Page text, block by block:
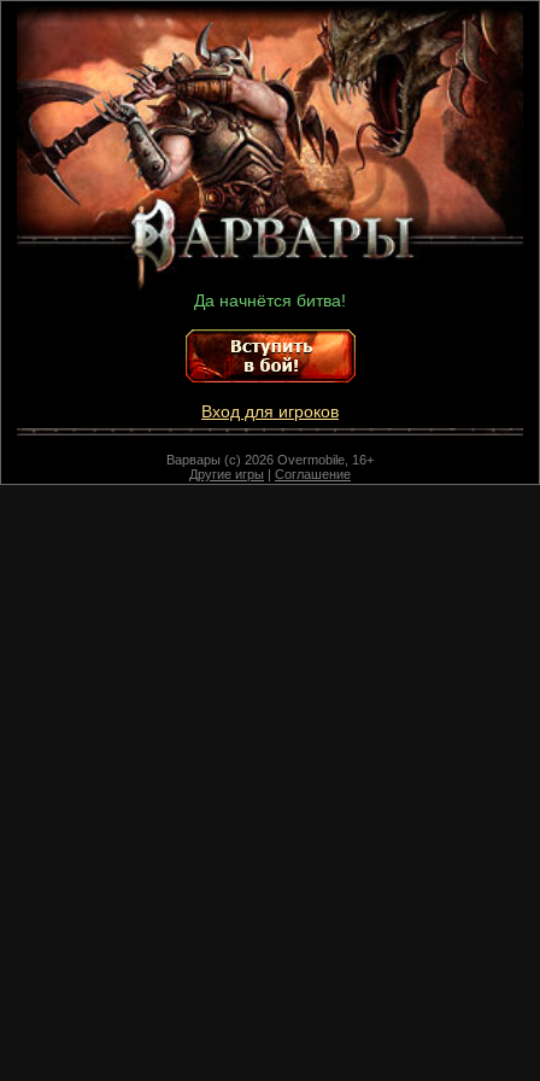
Да начнётся битва!
Вход для игроков
Варвары (c) 2026 Overmobile, 16+
Другие игры | Соглашение